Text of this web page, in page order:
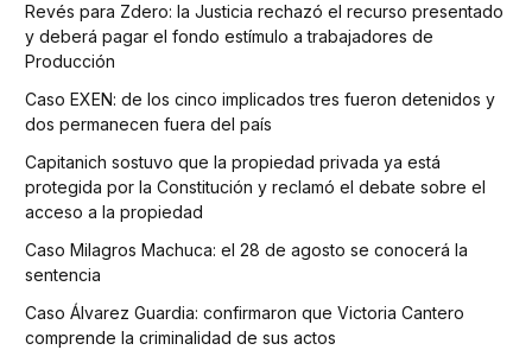
Revés para Zdero: la Justicia rechazó el recurso presentado
y deberá pagar el fondo estímulo a trabajadores de
Producción
Caso EXEN: de los cinco implicados tres fueron detenidos y
dos permanecen fuera del país
Capitanich sostuvo que la propiedad privada ya está
protegida por la Constitución y reclamó el debate sobre el
acceso a la propiedad
Caso Milagros Machuca: el 28 de agosto se conocerá la
sentencia
Caso Álvarez Guardia: confirmaron que Victoria Cantero
comprende la criminalidad de sus actos